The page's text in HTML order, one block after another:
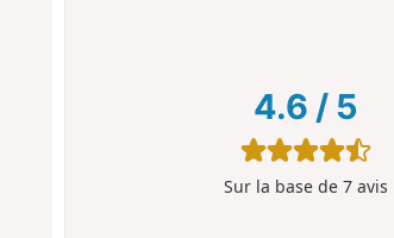
4.6 / 5
Sur la base de 7avis